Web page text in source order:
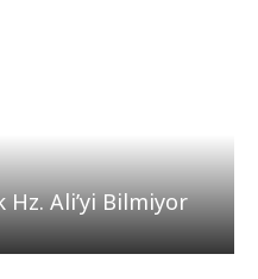
Ali’yi Bilmiyor